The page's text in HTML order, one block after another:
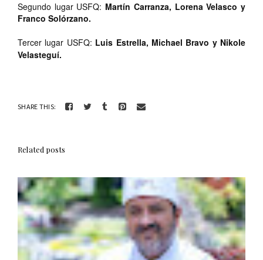
Segundo lugar USFQ: Martín Carranza, Lorena Velasco y
Franco Solórzano.
Tercer lugar USFQ: Luis Estrella, Michael Bravo y Nikole
Velasteguí.
SHARE THIS:
Related posts